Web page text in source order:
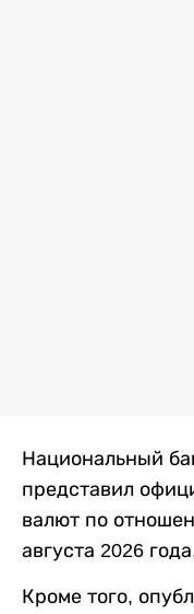
Национальный
представил
валют по
августа 2026
Кроме того,